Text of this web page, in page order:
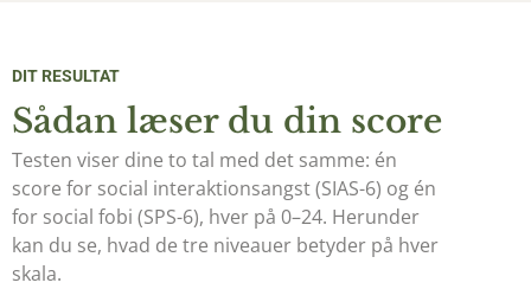
DIT RESULTAT
Sådan læser du din score
Testen viser dine to tal med det samme: én
score for social interaktionsangst (SIAS-6) og én
for social fobi (SPS-6), hver på 0–24. Herunder
kan du se, hvad de tre niveauer betyder på hver
skala.